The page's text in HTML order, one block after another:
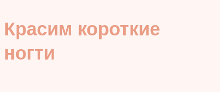
Красим короткие
ногти